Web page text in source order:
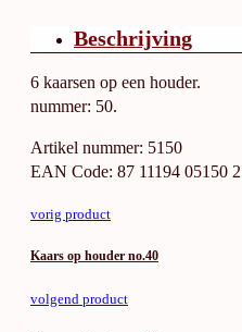
Beschrijving
6 kaarsen op een houder.
nummer: 50.
Artikel nummer: 5150
EAN Code: 87 11194 05150 2
vorig product
Kaars op houder no.40
volgend product